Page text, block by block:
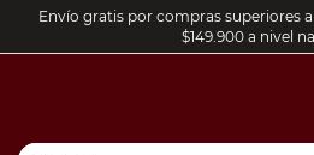
Envío gratis por compras superiores
$149.900 a nivel